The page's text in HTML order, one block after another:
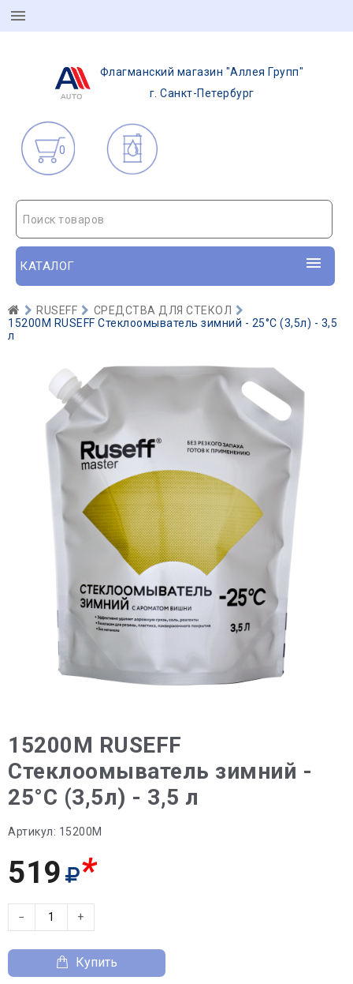
Флагманский магазин "Аллея Групп"
г. Санкт-Петербург
0
Поиск товаров
КАТАЛОГ
RUSEFF
СРЕДСТВА ДЛЯ СТЕКОЛ
15200M RUSEFF Стеклоомыватель зимний - 25°С (3,5л) - 3,5
л
15200M RUSEFF
Стеклоомыватель зимний -
25°С (3,5л) - 3,5 л
Артикул: 15200M
519 *
− +
Купить